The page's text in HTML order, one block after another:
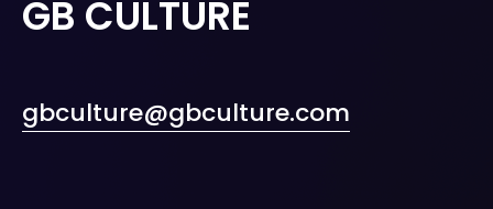
GB CULTURE
gbculture@gbculture.com